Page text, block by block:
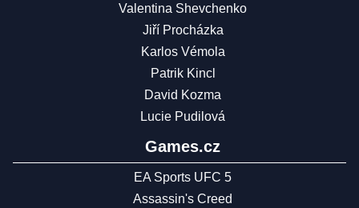
Valentina Shevchenko
Jiří Procházka
Karlos Vémola
Patrik Kincl
David Kozma
Lucie Pudilová
Games.cz
EA Sports UFC 5
Assassin's Creed